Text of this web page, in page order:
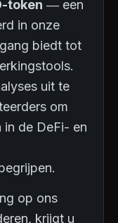
token — een
in onze
biedt tot
uit te
om
in de DeFi- en
op ons
krijgt u